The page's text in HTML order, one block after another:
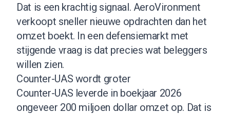
Dat is een krachtig signaal. AeroVironment
verkoopt sneller nieuwe opdrachten dan het
omzet boekt. In een defensiemarkt met
stijgende vraag is dat precies wat beleggers
willen zien.
Counter-UAS wordt groter
Counter-UAS leverde in boekjaar 2026
ongeveer 200 miljoen dollar omzet op. Dat is